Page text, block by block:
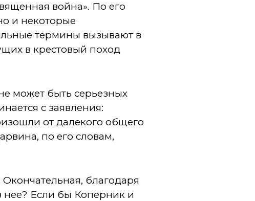
война». По его
и некоторые
термины вызывают в
в крестовый поход
может быть серьезных
с заявления:
от далекого общего
по его словам,
благодаря
нее? Если бы Коперник и